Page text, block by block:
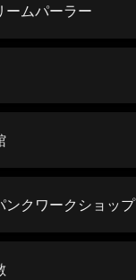
ームパーラー
ンクワークショップ